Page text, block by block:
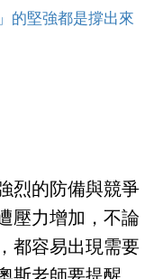
的堅強都是撐出來
烈的防備與競爭
壓力增加，不論
都容易出現需要